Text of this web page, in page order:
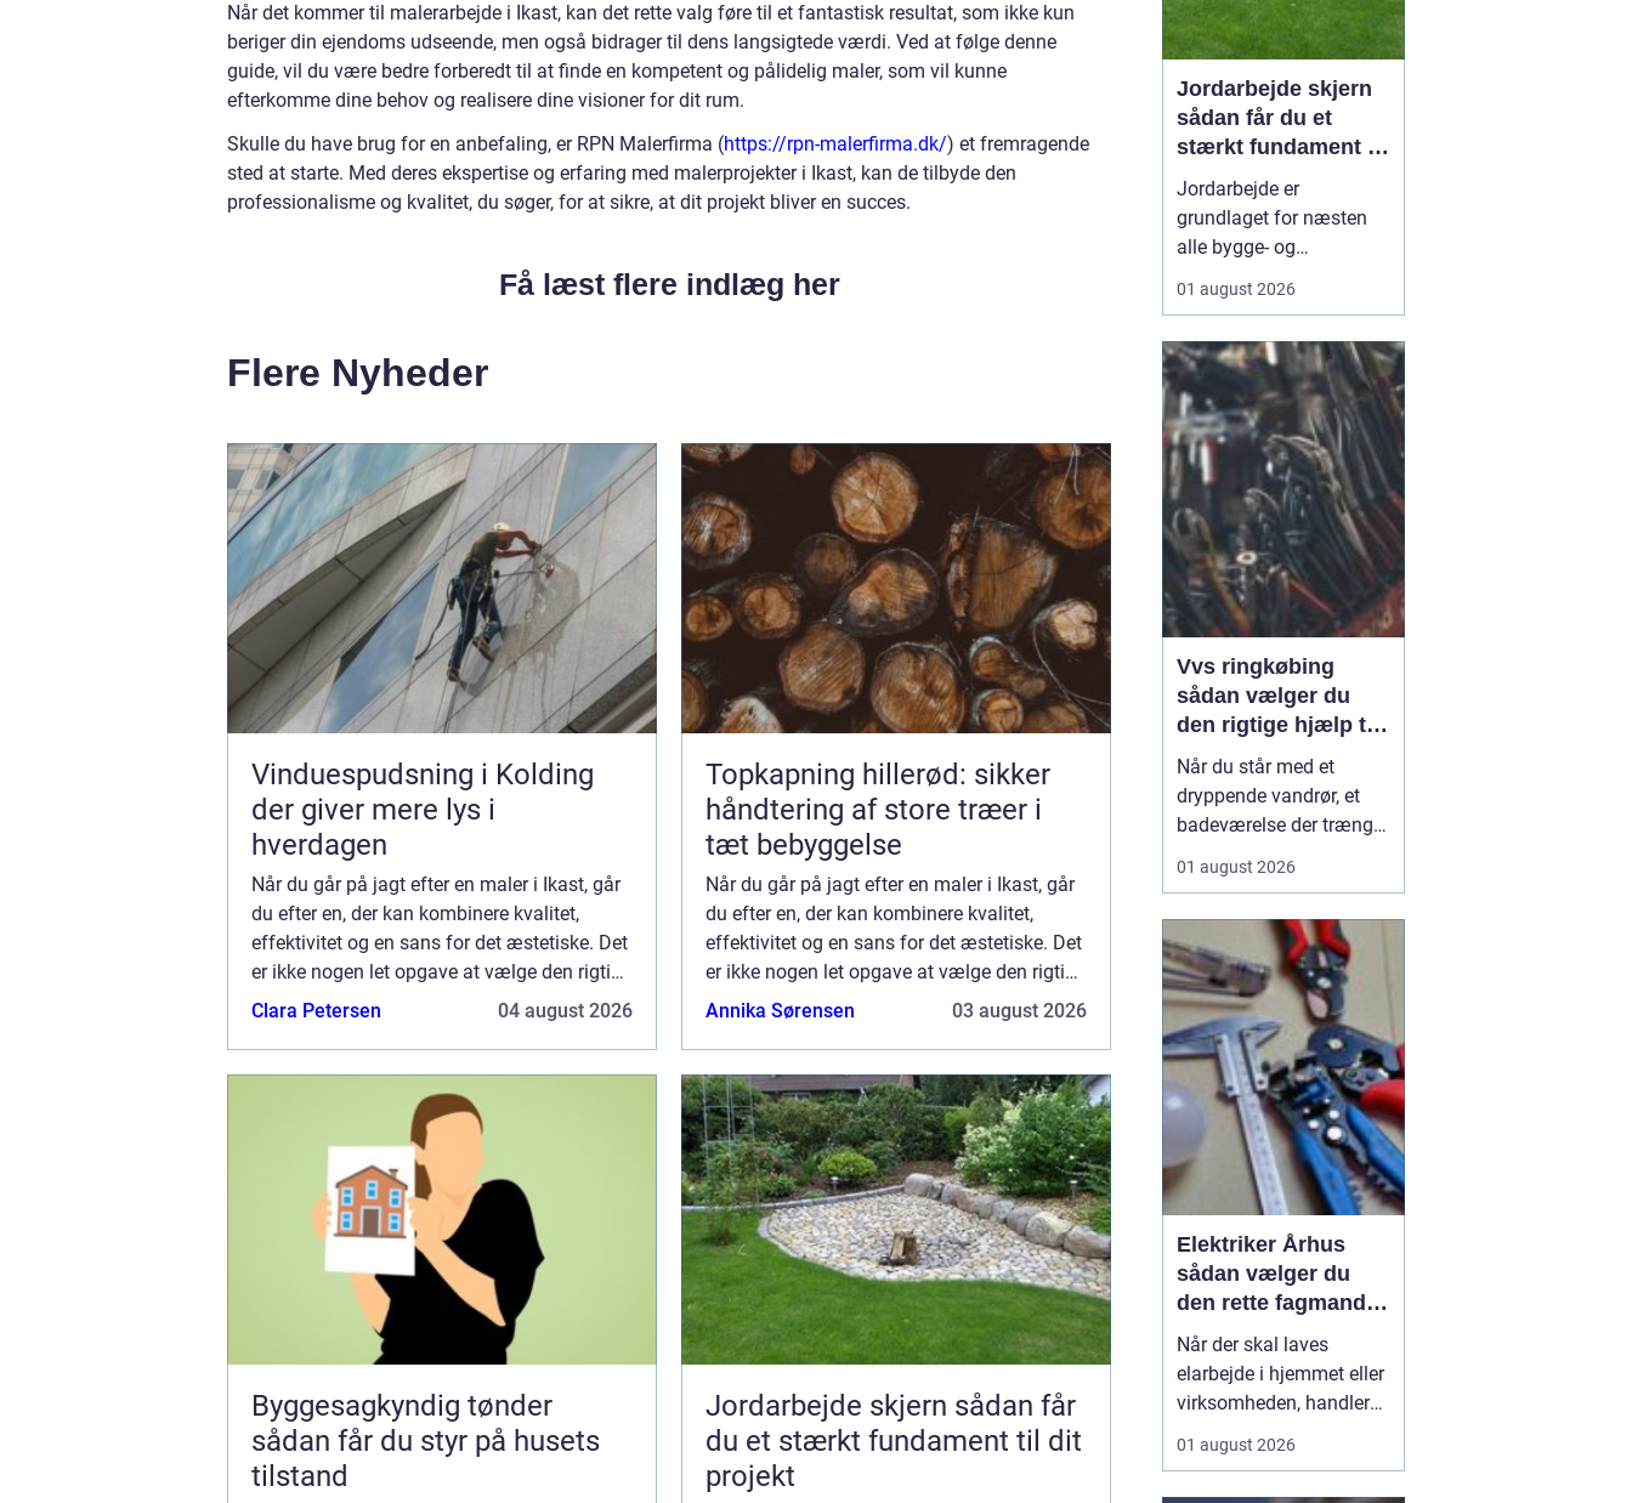
Når det kommer til malerarbejde i Ikast, kan det rette valg føre til et fantastisk resultat, som ikke kun
beriger din ejendoms udseende, men også bidrager til dens langsigtede værdi. Ved at følge denne
guide, vil du være bedre forberedt til at finde en kompetent og pålidelig maler, som vil kunne
efterkomme dine behov og realisere dine visioner for dit rum.
Skulle du have brug for en anbefaling, er RPN Malerfirma (https://rpn-malerfirma.dk/) et fremragende
sted at starte. Med deres ekspertise og erfaring med malerprojekter i Ikast, kan de tilbyde den
professionalisme og kvalitet, du søger, for at sikre, at dit projekt bliver en succes.
Få læst flere indlæg her
Flere Nyheder
Vinduespudsning i Kolding
der giver mere lys i
hverdagen
Når du går på jagt efter en maler i Ikast, går
du efter en, der kan kombinere kvalitet,
effektivitet og en sans for det æstetiske. Det
er ikke nogen let opgave at vælge den rigtige
maler, for dit hjem eller erhvervslokale
Clara Petersen 04 august 2026
Topkapning hillerød: sikker
håndtering af store træer i
tæt bebyggelse
Når du går på jagt efter en maler i Ikast, går
du efter en, der kan kombinere kvalitet,
effektivitet og en sans for det æstetiske. Det
er ikke nogen let opgave at vælge den rigtige
maler, for dit hjem eller erhvervslokale
Annika Sørensen 03 august 2026
Byggesagkyndig tønder
sådan får du styr på husets
tilstand
Jordarbejde skjern sådan får
du et stærkt fundament til dit
projekt
Jordarbejde skjern
sådan får du et
stærkt fundament til
dit projekt
Jordarbejde er
grundlaget for næsten
alle bygge- og
solidt og korrekt udført
hverken indkørsel,
terrasse, kloak eller
haveanlæg særlig
længe. Når dusø...
01 august 2026
Vvs ringkøbing
sådan vælger du
den rigtige hjælp til
vand, varme og
ventilation
Når du står med et
dryppende vandrør, et
badeværelse der trænger
renovering, eller en
løbsk, er en pålidelig
VVS-installatør guld
værd. I Ringkøbing og
omegn spiller VVS-
firmaerne en central rolle
for både...
01 august 2026
Elektriker Århus
sådan vælger du
den rette fagmand
til opgaven
Når der skal laves
elarbejde i hjemmet eller
virksomheden, handler
Sikkerhed, kvalitet og
01 august 2026